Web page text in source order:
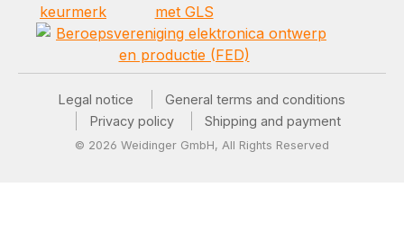
Legal notice
General terms and conditions
Privacy policy
Shipping and payment
© 2026 Weidinger GmbH, All Rights Reserved